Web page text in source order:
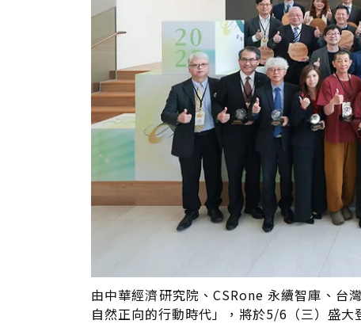
由中華經濟研究院、CSRone 永續智庫、台
自然正向的行動時代」，將於5/6（三）盛大